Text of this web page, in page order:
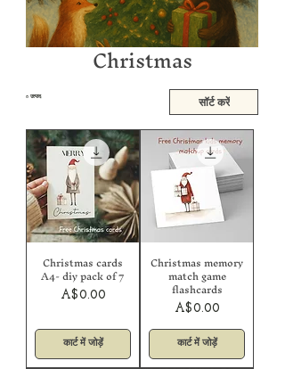
Christmas
8 उत्पाद: सॉर्ट करें
Christmas cards
A4- diy pack of 7
मूल्य
A$0.00
कार्ट में जोड़ें
Christmas memory
match game
flashcards
मूल्य
A$0.00
कार्ट में जोड़ें